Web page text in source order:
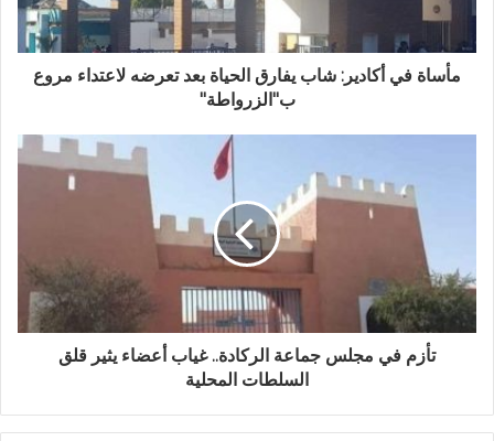
ر
مأساة في أكادير: شاب يفارق الحياة بعد تعرضه لاعتداء مروع
ب"الزرواطة"
تأزم في مجلس جماعة الركادة.. غياب أعضاء يثير قلق
السلطات المحلية